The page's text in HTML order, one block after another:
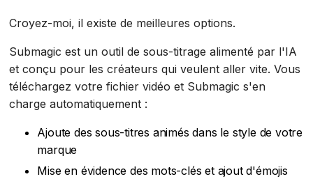
Croyez-moi, il existe de meilleures options.
Submagic est un outil de sous-titrage alimenté par l'IA
et conçu pour les créateurs qui veulent aller vite. Vous
téléchargez votre fichier vidéo et Submagic s'en
charge automatiquement :
Ajoute des sous-titres animés dans le style de votre
marque
Mise en évidence des mots-clés et ajout d'émojis